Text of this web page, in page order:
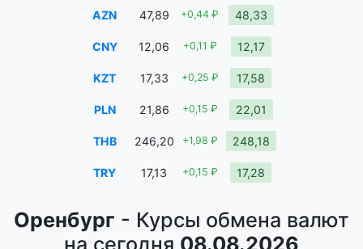
Оренбург - Курсы обмена валют
на сегодня 08.08.2026
AZN 47,89 +0,44 ₽ 48,33
CNY 12,06 +0,11 ₽ 12,17
KZT 17,33 +0,25 ₽ 17,58
PLN 21,86 +0,15 ₽ 22,01
THB 246,20 +1,98 ₽ 248,18
TRY 17,13 +0,15 ₽ 17,28